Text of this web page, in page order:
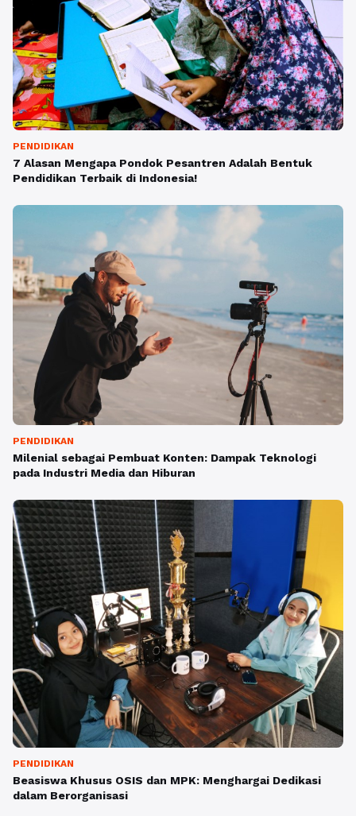
PENDIDIKAN
7 Alasan Mengapa Pondok Pesantren Adalah Bentuk
Pendidikan Terbaik di Indonesia!
PENDIDIKAN
Milenial sebagai Pembuat Konten: Dampak Teknologi
pada Industri Media dan Hiburan
PENDIDIKAN
Beasiswa Khusus OSIS dan MPK: Menghargai Dedikasi
dalam Berorganisasi